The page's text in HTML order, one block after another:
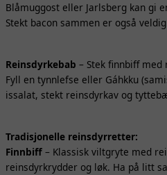
Blåmuggost eller Jarlsberg kan gi
Stekt bacon sammen er også
Reinsdyrkebab – Stek finnbiff
Fyll en tynnlefse eller Gáhkku
issalat, stekt reinsdyrkav og
Tradisjonelle reinsdyrretter:
Finnbiff – Klassisk viltgryte med
reinsdyrkrydder og løk. Ha på litt